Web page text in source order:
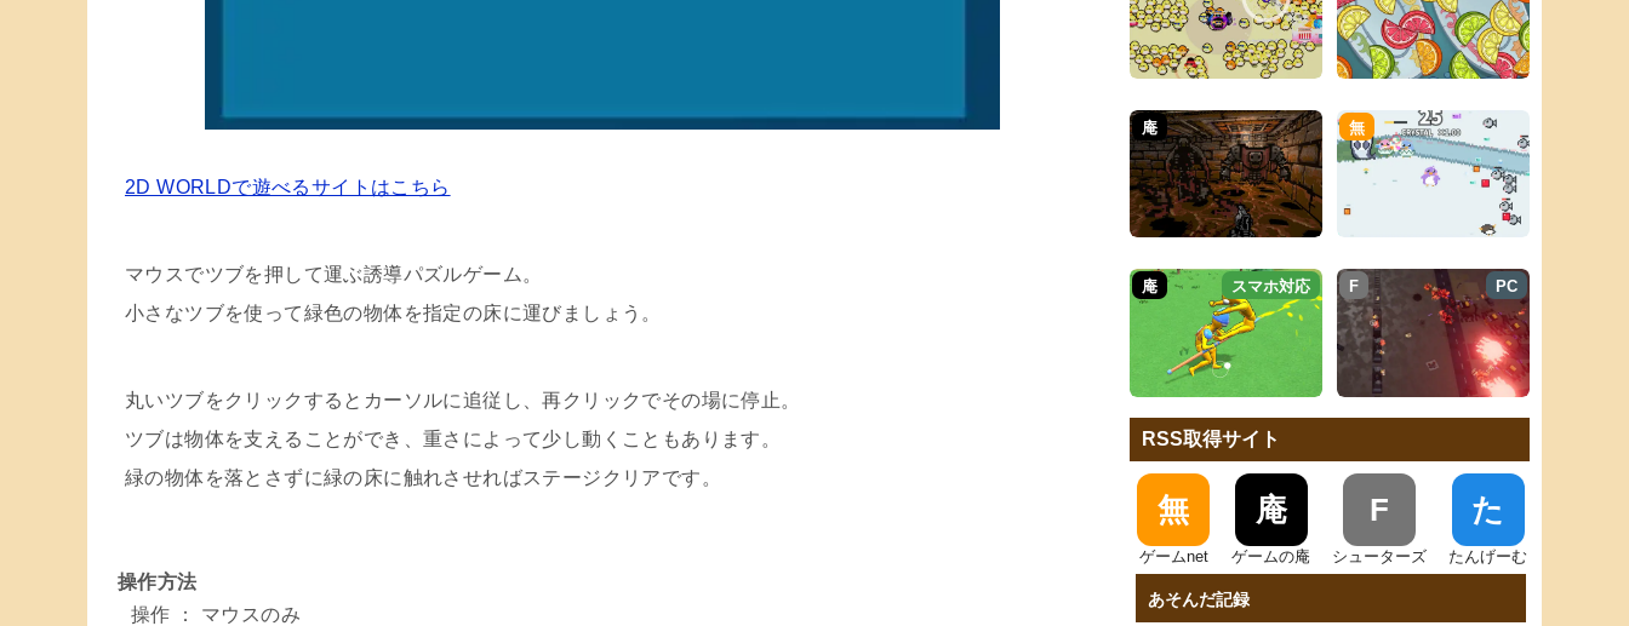
2D WORLDで遊べるサイトはこちら
マウスでツブを押して運ぶ誘導パズルゲーム。
小さなツブを使って緑色の物体を指定の床に運びましょう。
丸いツブをクリックするとカーソルに追従し、再クリックでその場に停止。
ツブは物体を支えることができ、重さによって少し動くこともあります。
緑の物体を落とさずに緑の床に触れさせればステージクリアです。
操作方法
操作 ： マウスのみ
庵 無
庵 スマホ対応 F PC
RSS取得サイト
無
ゲームnet
庵
ゲームの庵
F
シューターズ
た
たんげーむ
あそんだ記録